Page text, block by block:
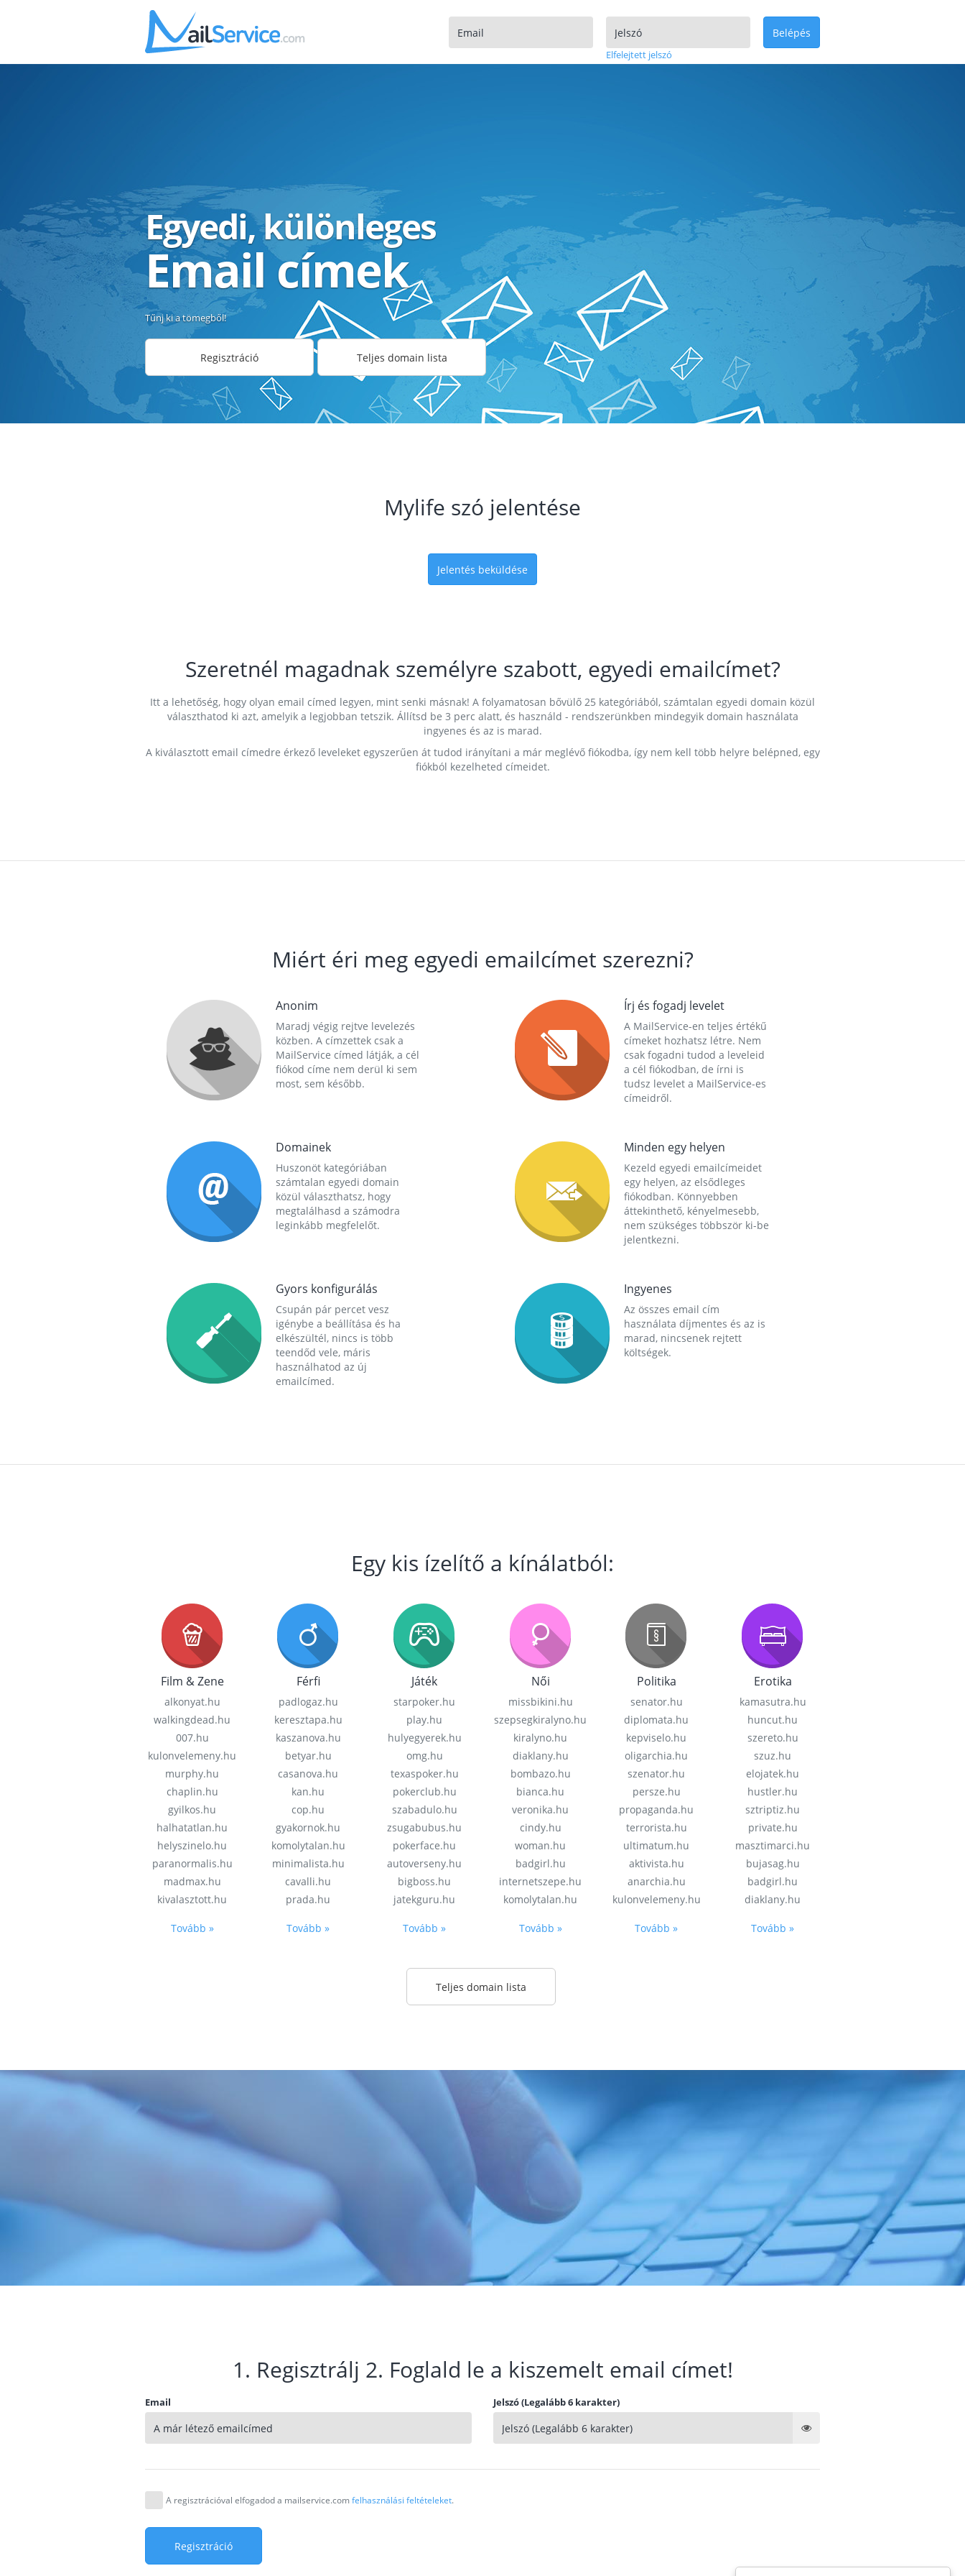
Elfelejtett jelszó
Belépés
Egyedi, különleges
Email címek
Tűnj ki a tömegből!
Regisztráció Teljes domain lista
Mylife szó jelentése
Jelentés beküldése
Szeretnél magadnak személyre szabott, egyedi emailcímet?
Itt a lehetőség, hogy olyan email címed legyen, mint senki másnak! A folyamatosan bővülő 25 kategóriából, számtalan egyedi domain közül
választhatod ki azt, amelyik a legjobban tetszik. Állítsd be 3 perc alatt, és használd - rendszerünkben mindegyik domain használata
ingyenes és az is marad.
A kiválasztott email címedre érkező leveleket egyszerűen át tudod irányítani a már meglévő fiókodba, így nem kell több helyre belépned, egy
fiókból kezelheted címeidet.
Miért éri meg egyedi emailcímet szerezni?
Anonim
Maradj végig rejtve levelezés
közben. A címzettek csak a
MailService címed látják, a cél
fiókod címe nem derül ki sem
most, sem később.
Írj és fogadj levelet
A MailService-en teljes értékű
címeket hozhatsz létre. Nem
csak fogadni tudod a leveleid
a cél fiókodban, de írni is
tudsz levelet a MailService-es
címeidről.
Domainek
Huszonöt kategóriában
számtalan egyedi domain
közül választhatsz, hogy
megtalálhasd a számodra
leginkább megfelelőt.
Minden egy helyen
Kezeld egyedi emailcímeidet
egy helyen, az elsődleges
fiókodban. Könnyebben
áttekinthető, kényelmesebb,
nem szükséges többször ki-be
jelentkezni.
Gyors konfigurálás
Csupán pár percet vesz
igénybe a beállítása és ha
elkészültél, nincs is több
teendőd vele, máris
használhatod az új
emailcímed.
Ingyenes
Az összes email cím
használata díjmentes és az is
marad, nincsenek rejtett
költségek.
Egy kis ízelítő a kínálatból:
Film & Zene
alkonyat.hu
walkingdead.hu
007.hu
kulonvelemeny.hu
murphy.hu
chaplin.hu
gyilkos.hu
halhatatlan.hu
helyszinelo.hu
paranormalis.hu
madmax.hu
kivalasztott.hu
Tovább »
Férfi
padlogaz.hu
keresztapa.hu
kaszanova.hu
betyar.hu
casanova.hu
kan.hu
cop.hu
gyakornok.hu
komolytalan.hu
minimalista.hu
cavalli.hu
prada.hu
Tovább »
Játék
starpoker.hu
play.hu
hulyegyerek.hu
omg.hu
texaspoker.hu
pokerclub.hu
szabadulo.hu
zsugabubus.hu
pokerface.hu
autoverseny.hu
bigboss.hu
jatekguru.hu
Tovább »
Női
missbikini.hu
szepsegkiralyno.hu
kiralyno.hu
diaklany.hu
bombazo.hu
bianca.hu
veronika.hu
cindy.hu
woman.hu
badgirl.hu
internetszepe.hu
komolytalan.hu
Tovább »
Politika
senator.hu
diplomata.hu
kepviselo.hu
oligarchia.hu
szenator.hu
persze.hu
propaganda.hu
terrorista.hu
ultimatum.hu
aktivista.hu
anarchia.hu
kulonvelemeny.hu
Tovább »
Erotika
kamasutra.hu
huncut.hu
szereto.hu
szuz.hu
elojatek.hu
hustler.hu
sztriptiz.hu
private.hu
masztimarci.hu
bujasag.hu
badgirl.hu
diaklany.hu
Tovább »
Teljes domain lista
1. Regisztrálj 2. Foglald le a kiszemelt email címet!
Email Jelszó (Legalább 6 karakter)
A regisztrációval elfogadod a mailservice.comfelhasználási feltételeket.
Regisztráció